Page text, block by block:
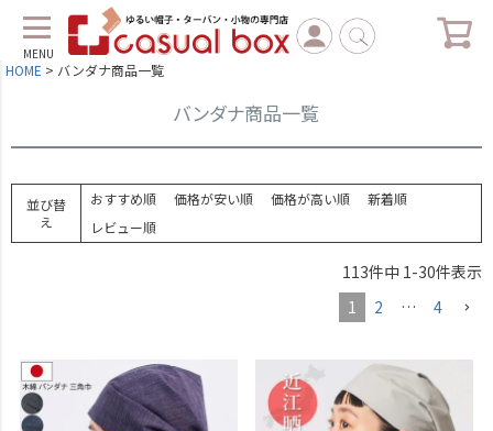
MENU
HOME バンダナ商品一覧
バンダナ商品一覧
並び替
え
おすすめ順 価格が安い順 価格が高い順
新着順
レビュー順
113件中 1-30件表示
1
2 … 4